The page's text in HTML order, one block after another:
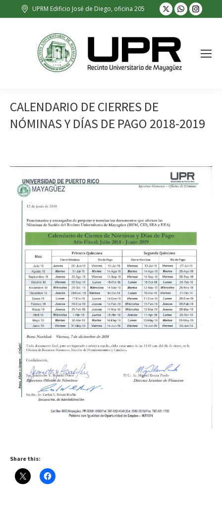
UPRM Edificio José de Diego, oficina 205
X
page
opens
in
new
window
Whatsapp
pagepage
in
new
CALENDARIO DE CIERRES DE
NÓMINAS Y DÍAS DE PAGO 2018-2019
Share this: